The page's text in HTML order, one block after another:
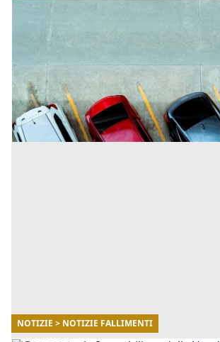
Chi deve pagare l’IMU sul posto
scoperto?
In questo articolo scopriremo tutto
sapere sul pagamento dell'IMU
auto scoperti, seguendo la normativa
NOTIZIE > NOTIZIE FALLIMENTI